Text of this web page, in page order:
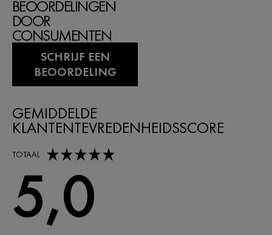
BEOORDELINGEN
DOOR
CONSUMENTEN
SCHRIJF EEN
BEOORDELING
GEMIDDELDE
KLANTENTEVREDENHEIDSSCORE
TOTAAL
5,0 out of 5 stars
5,0